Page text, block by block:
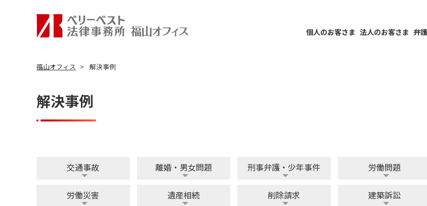
個人のお客さま 法人のお客さま 弁
福山オフィス 解決事例
解決事例
交通事故 離婚・男女問題 刑事弁護・少年事件 労働問題
労働災害 遺産相続 削除請求 建築訴訟